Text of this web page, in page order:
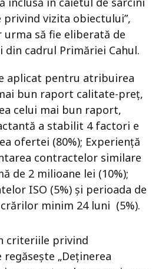
privind vizita obiectului”,
urma să fie eliberată de
cadrul Primăriei Cahul.
aplicat pentru atribuirea
bun raport calitate-preț,
celui mai bun raport,
a stabilit 4 factori e
ofertei (80%); Experiență
contractelor similare
de 2 milioane lei (10%);
ISO (5%) și perioada de
minim 24 luni (5%).
criteriile privind
„Deținerea